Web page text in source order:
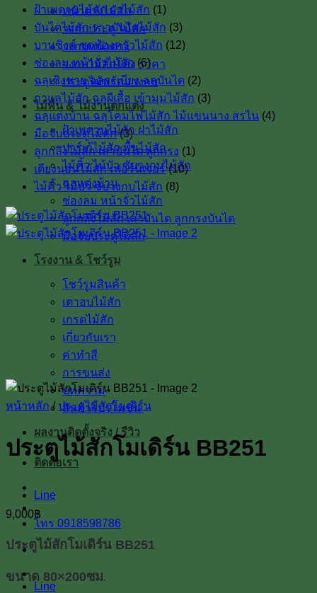
หน้าต่างไม้สัก
วงกบประตู ไม้สัก
วงกบหน้าต่าง
วงกบไม้สักโค้ง ราคา
ประตูไม้พร้อมวงกบ
ไม้พื้น & ไม้งานตกแต่ง
ฝ้าเพดานไม้สัก ฝาไม้สัก
ปาร์เก้ไม้สัก พื้นไม้สัก
ไม้คิ้ว ไม้บัว ซับวงกบไม้สัก
ฉลุแต่งบ้าน
ช่องลม หน้าจั่วไม้สัก
ลูกกลึงไม้สัก เสาบันได ลูกกรงบันได
มือจับประตูไม้สัก
โรงงาน & โชว์รูม
โชว์รูมสินค้า
เตาอบไม้สัก
เกรดไม้สัก
เกี่ยวกับเรา
ค่าทำสี
การขนส่ง
บทความ
สินค้าโปรโมชั่น
ผลงานติดตั้งจริง / รีวิว
ติดต่อเรา
Line
โทร 0918598786
Line
ฝ้าเพดานไม้สัก ฝาไม้สัก (1)
บันไดไม้สัก ราวบันไดไม้สัก (3)
บานซิงค์ ชุดห้องครัวไม้สัก (12)
ช่องลม หน้าจั่วไม้สัก (6)
ฉลุเชิงชาย ฉลุระเบียง ฉลุบันได (2)
กาแลไม้สัก ฉลุผีเสื้อ เข้ามุมไม้สัก (3)
ฉลุแต่งบ้าน ฉลุโคมไฟไม้สัก ไม้เเขนนาง สรไน (4)
มือจับประตูไม้สัก (3)
ลูกกลึงไม้สัก เสาบันใด ลูกกรง (1)
เตียงนอนไม้สัก เฟอร์นิเจอร์ (10)
ไม้คิ้ว ไม้บัว ซับวงกบไม้สัก (8)
หน้าหลัก / ประตูไม้สักโมเดิร์น
ประตูไม้สักโมเดิร์น BB251
9,000฿
ประตูไม้สักโมเดิร์น BB251
ขนาด 80×200ซม.